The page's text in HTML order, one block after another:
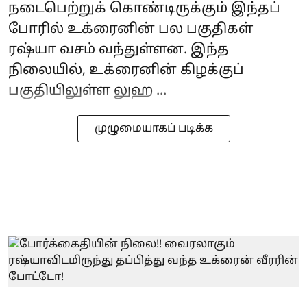
நடைபெற்றுக் கொண்டிருக்கும் இந்தப்
போரில் உக்ரைனின் பல பகுதிகள்
ரஷ்யா வசம் வந்துள்ளன. இந்த
நிலையில், உக்ரைனின் கிழக்குப்
பகுதியிலுள்ள லுஹ ...
முழுமையாகப் படிக்க